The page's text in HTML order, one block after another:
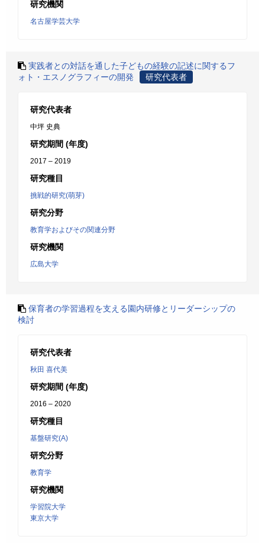
研究機関
名古屋学芸大学
実践者との対話を通した子どもの経験の記述に関するフ
ォト・エスノグラフィーの開発
研究代表者
研究代表者
中坪 史典
研究期間 (年度)
2017 – 2019
研究種目
挑戦的研究(萌芽)
研究分野
教育学およびその関連分野
研究機関
広島大学
保育者の学習過程を支える園内研修とリーダーシップの
検討
研究代表者
秋田 喜代美
研究期間 (年度)
2016 – 2020
研究種目
基盤研究(A)
研究分野
教育学
研究機関
学習院大学
東京大学